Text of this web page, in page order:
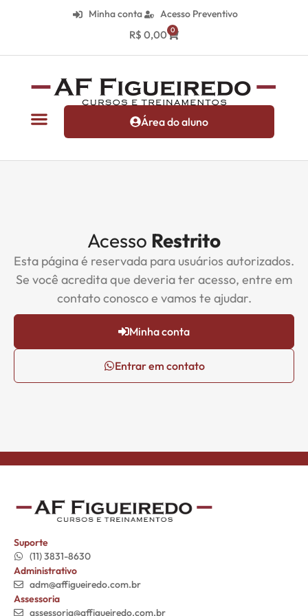
Minha conta Acesso Preventivo
R$ 0,00 0
Área do aluno
Acesso Restrito
Esta página é reservada para usuários autorizados.
Se você acredita que deveria ter acesso, entre em
contato conosco e vamos te ajudar.
Minha conta
Entrar em contato
Suporte
(11) 3831-8630
Administrativo
adm@affigueiredo.com.br
Assessoria
assessoria@affigueiredo.com.br